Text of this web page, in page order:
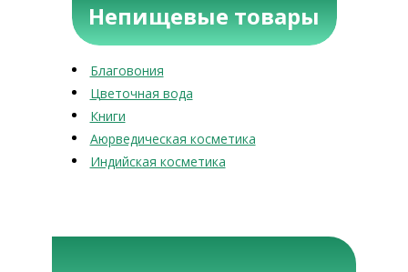
Непищевые товары
Благовония
Цветочная вода
Книги
Аюрведическая косметика
Индийская косметика